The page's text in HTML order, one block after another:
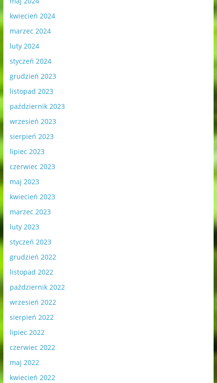
kwiecień 2024
marzec 2024
luty 2024
styczeń 2024
grudzień 2023
listopad 2023
październik 2023
wrzesień 2023
sierpień 2023
lipiec 2023
czerwiec 2023
maj 2023
kwiecień 2023
marzec 2023
luty 2023
styczeń 2023
grudzień 2022
listopad 2022
październik 2022
wrzesień 2022
sierpień 2022
lipiec 2022
czerwiec 2022
maj 2022
kwiecień 2022